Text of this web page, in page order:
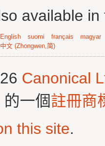
available
English suomi français
magyar
中文 (Zhongwen,简)
Canonical
一個註冊商
this site.